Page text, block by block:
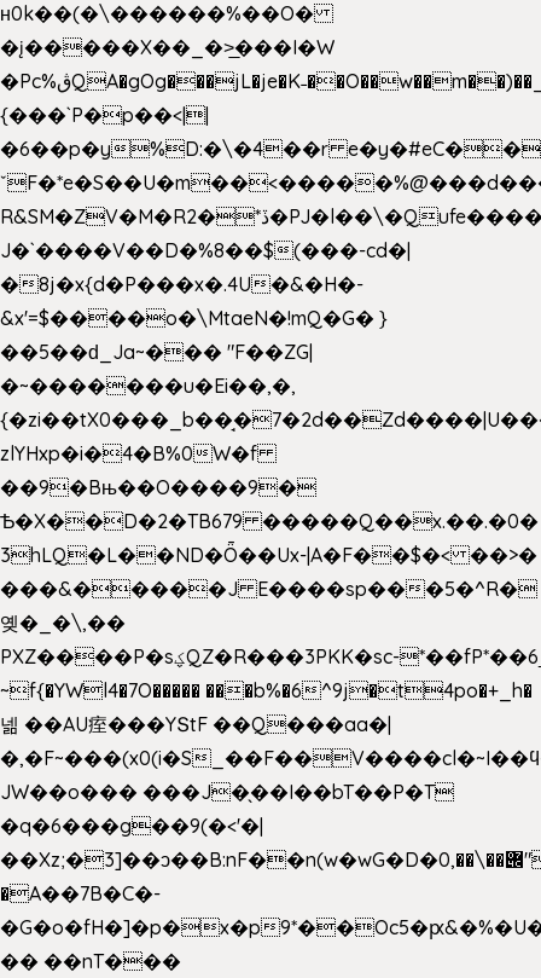
ʜ0k��(�\������%��O�
�į�����X��_�>̲���I�W
�Pc%ڨQA�gOg���jL�je�K˗��O��w��m��)��_��Rߊu>
{���`P�p��<||
�6��p�y%D:�\�4��r
R&SM�ZV�M�R2�*ڏ�PJ�l��\�Qufe����<�l���
J�`����V��D�%8��$(���-cd�|
�8j�x{d�P���x�.4U�&�H�-
&x'=$����o�\MtaeN�!mQ�G� }
��5��ԁ_Ja~��� "F��ZG|
�~�������u�Ei��,�,
zlYHxp�i�4�B%0W�f
��9�Bњ��O����9�
Ѣ�X��D�2�TB679 �����Q��x.��.�0�
3hLQ�L��ND�Ȫ��Ux-|A�F��$�< ��>�
���&�����J E����sp���5�^R�
옞�_�\,��
PXZ����P�sؼQZ�R���3PKK�sc-*��fP*��6_̦Q���H�hl��a��j��dӤ�ܥ�Ք�7�)S�_3y��@�n-
~f{�YWl4�7O����� ���b%�6^9j�t4po�+_h�
넮 ��AU痓���YՏtF ��Q���aa�|
�,�F~���(x0(i�S
JW��o��� ���J�̖��I��bT��P�T
�q�6���g��9(�<'�|
��Xz;�3]��ͻ��B:nF��n(w�wG�D�݌��\��,0"�
�A��7B�C�-
�G�o�fH�]�p�x�p
�� ��nT���